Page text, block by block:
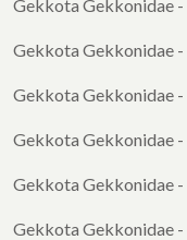
Gekkota Gekkonidae -
Gekkota Gekkonidae -
Gekkota Gekkonidae -
Gekkota Gekkonidae -
Gekkota Gekkonidae -
Gekkota Gekkonidae -